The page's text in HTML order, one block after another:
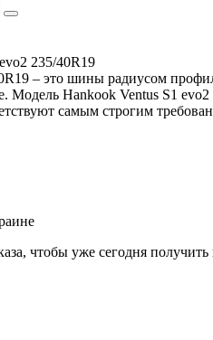
235/40R19
– это шины радиусом
Модель Hankook Ventus S1
самым строгим
чтобы уже сегодня